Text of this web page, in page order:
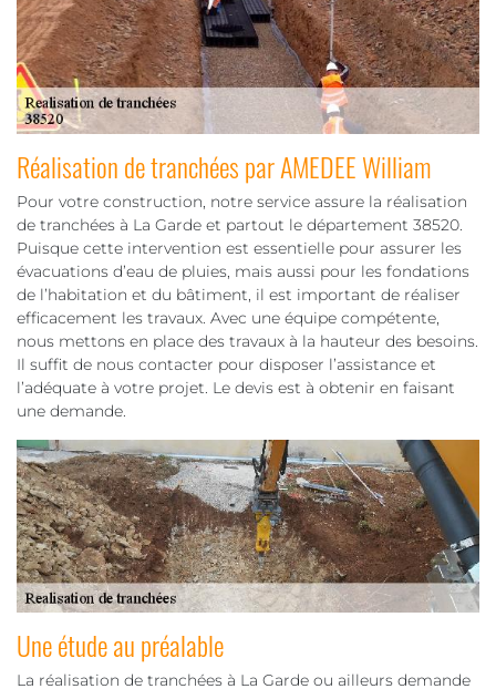
Réalisation de tranchées par AMEDEE William
Pour votre construction, notre service assure la réalisation
de tranchées à La Garde et partout le département 38520.
Puisque cette intervention est essentielle pour assurer les
évacuations d’eau de pluies, mais aussi pour les fondations
de l’habitation et du bâtiment, il est important de réaliser
efficacement les travaux. Avec une équipe compétente,
nous mettons en place des travaux à la hauteur des besoins.
Il suffit de nous contacter pour disposer l’assistance et
l’adéquate à votre projet. Le devis est à obtenir en faisant
une demande.
Une étude au préalable
La réalisation de tranchées à La Garde ou ailleurs demande